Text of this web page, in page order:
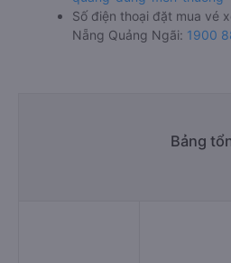
Số điện thoại đặt mua vé
Nẵng Quảng Ngãi: 1900
Bảng